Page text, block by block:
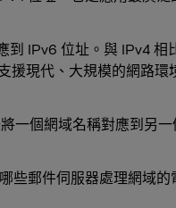
IPv6 位址。與 IPv4
援現代、大規模的網路環
一個網域名稱對應到另
些郵件伺服器處理網域